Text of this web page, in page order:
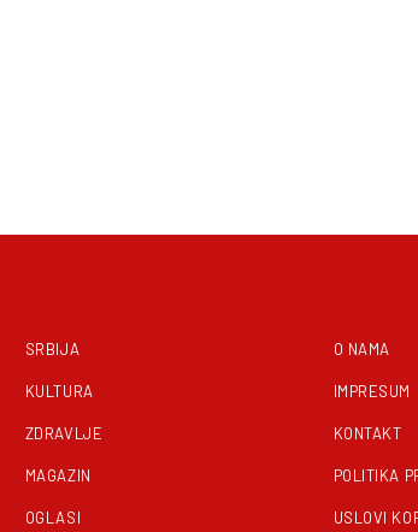
SRBIJA
KULTURA
ZDRAVLJE
MAGAZIN
OGLASI
O NAMA
IMPRESUM
KONTAKT
POLITIKA
USLOVI